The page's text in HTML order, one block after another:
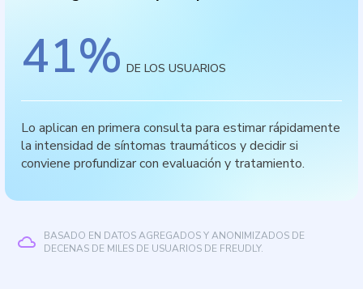
41% DE LOS USUARIOS
Lo aplican en primera consulta para estimar rápidamente
la intensidad de síntomas traumáticos y decidir si
conviene profundizar con evaluación y tratamiento.
BASADO EN DATOS AGREGADOS Y ANONIMIZADOS DE
DECENAS DE MILES DE USUARIOS DE FREUDLY.